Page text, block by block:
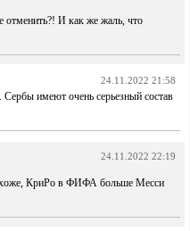
отменить?! И как же жаль, что
24.11.2022 21:58
имеют очень серьезный состав
24.11.2022 22:19
КриРо в ФИФА больше Месси